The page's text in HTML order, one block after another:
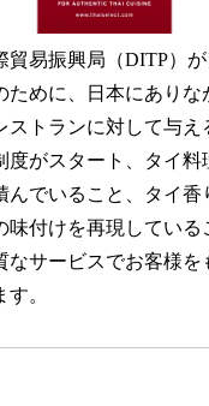
貿易振興局（DITP）
ために、日本にありな
ストランに対して与え
度がスタート、タイ料
んでいること、タイ香
味付けを再現している
なサービスでお客様を
。